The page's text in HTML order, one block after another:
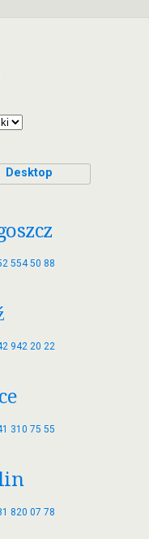
Desktop
554 50 88
942 20 22
310 75 55
820 07 78